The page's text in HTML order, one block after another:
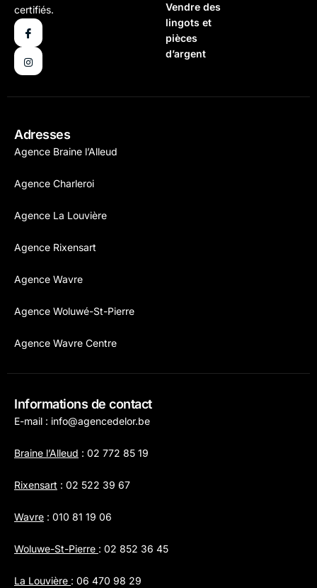
certifiés.
Vendre des
lingots et
pièces
d’argent
Adresses
Agence Braine l’Alleud
Agence Charleroi
Agence La Louvière
Agence Rixensart
Agence Wavre
Agence Woluwé-St-Pierre
Agence Wavre Centre
Informations de contact
E-mail : info@agencedelor.be
Braine l’Alleud : 02 772 85 19
Rixensart : 02 522 39 67
Wavre : 010 81 19 06
Woluwe-St-Pierre : 02 852 36 45
La Louvière : 06 470 98 29